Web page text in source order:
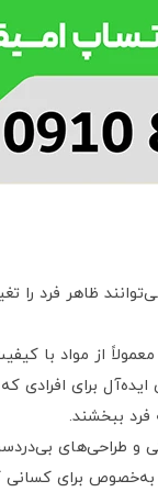
ظاهر فرد را
از مواد با
برای
ببخشند.
طراحی‌های
به‌خصوص برای